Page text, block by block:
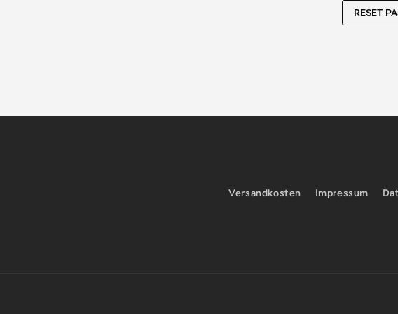
Versandkosten Impressum